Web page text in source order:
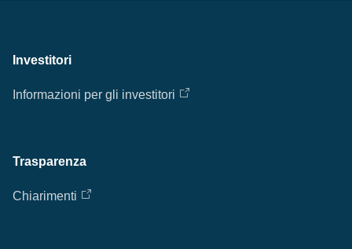
Investitori
Informazioni per gli investitori
Trasparenza
Chiarimenti